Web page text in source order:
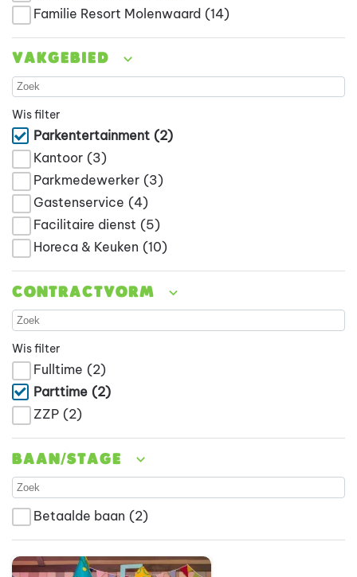
Familie Resort Molenwaard (14)
Vakgebied
Wis filter
Parkentertainment (2)
Kantoor (3)
Parkmedewerker (3)
Gastenservice (4)
Facilitaire dienst (5)
Horeca & Keuken (10)
Contractvorm
Wis filter
Fulltime (2)
Parttime (2)
ZZP (2)
Baan/stage
Betaalde baan (2)